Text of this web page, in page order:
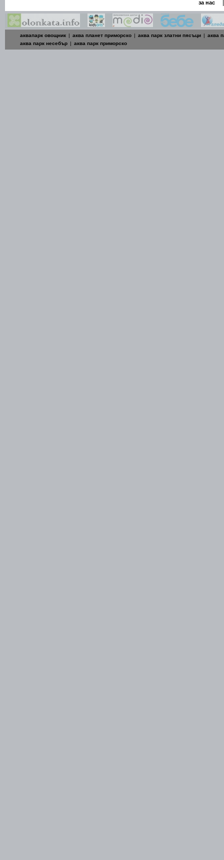
за нас
аквапарк овощник | аква планет приморско | аква парк златни пясъци | аква
аква парк несебър | аква парк приморско